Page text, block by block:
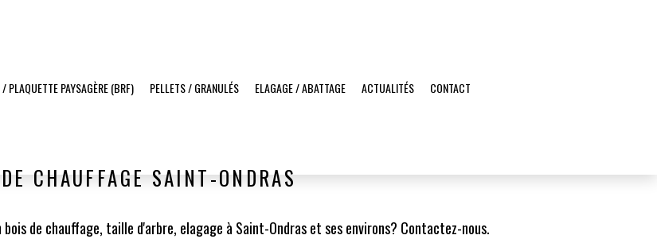
PLAQUETTE PAYSAGÈRE (BRF) PELLETS / GRANULÉS ELAGAGE / ABATTAGE ACTUALITÉS CONTACT
CHAUFFAGE SAINT-ONDRAS
de chauffage, taille d'arbre, elagage à Saint-Ondras et ses environs? Contactez-nous.